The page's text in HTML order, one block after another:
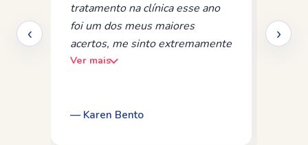
‹
tratamento na clínica esse ano
foi um dos meus maiores
acertos, me sinto extremamente
grata por todo o acolhimento e
Aline, meu muito obrigada, por
Ver mais
— Karen Bento
›